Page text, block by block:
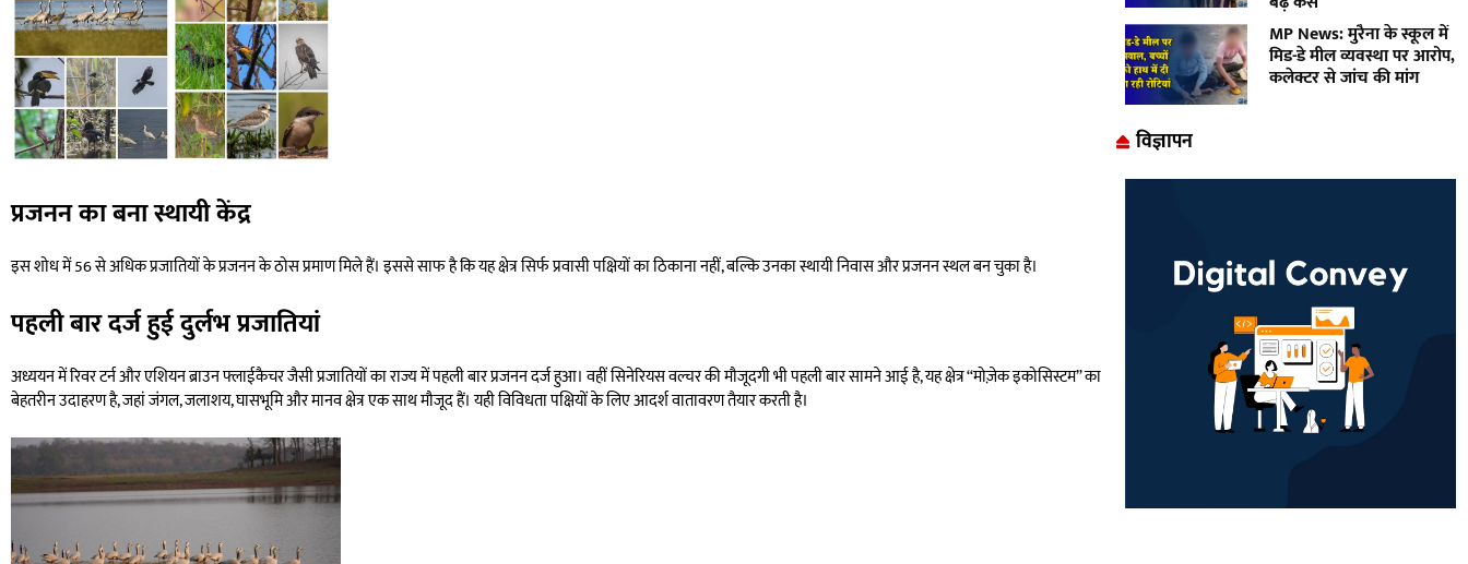
प्रजनन का बना स्थायी केंद्र
इस शोध में 56 से अधिक प्रजातियों के प्रजनन के ठोस प्रमाण मिले हैं। इससे साफ है कि यह क्षेत्र सिर्फ प्रवासी पक्षियों का ठिकाना नहीं, बल्कि उनका स्थायी निवास और प्रजनन स्थल बन चुका है।
पहली बार दर्ज हुई दुर्लभ प्रजातियां
अध्ययन में रिवर टर्न और एशियन ब्राउन फ्लाईकैचर जैसी प्रजातियों का राज्य में पहली बार प्रजनन दर्ज हुआ। वहीं सिनेरियस वल्चर की मौजूदगी भी पहली बार सामने आई है, यह क्षेत्र “मोज़ेक इकोसिस्टम” का
बेहतरीन उदाहरण है, जहां जंगल, जलाशय, घासभूमि और मानव क्षेत्र एक साथ मौजूद हैं। यही विविधता पक्षियों के लिए आदर्श वातावरण तैयार करती है।
MP News: मुरैना के स्कूल में
मिड-डे मील व्यवस्था पर आरोप,
कलेक्टर से जांच की मांग
विज्ञापन